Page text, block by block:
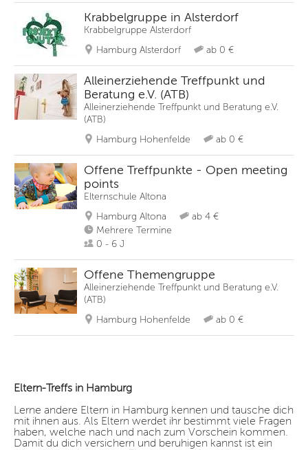
Krabbelgruppe in Alsterdorf
Krabbelgruppe Alsterdorf
Hamburg Alsterdorf
ab 0 €
Alleinerziehende Treffpunkt und
Beratung e.V. (ATB)
Alleinerziehende Treffpunkt und Beratung e.V.
(ATB)
Hamburg Hohenfelde
ab 0 €
Offene Treffpunkte - Open meeting
points
Elternschule Altona
Hamburg Altona
ab 4 €
Mehrere Termine
0 - 6 J
Offene Themengruppe
Alleinerziehende Treffpunkt und Beratung e.V.
(ATB)
Hamburg Hohenfelde
ab 0 €
Eltern-Treffs in Hamburg
Lerne andere Eltern in Hamburg kennen und tausche dich
mit ihnen aus. Als Eltern werdet ihr bestimmt viele Fragen
haben, welche nach und nach zum Vorschein kommen.
Damit du dich versichern und beruhigen kannst ist ein